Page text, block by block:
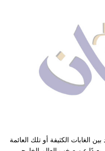
الغابات الكثيفة أو تلك العائمة